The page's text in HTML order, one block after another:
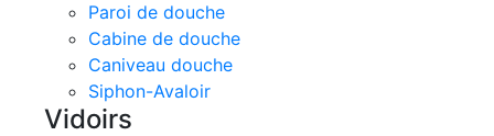
Paroi de douche
Cabine de douche
Caniveau douche
Siphon-Avaloir
Vidoirs